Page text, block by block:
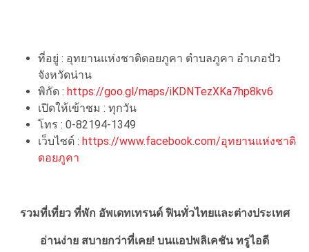
ที่อยู่ : อุทยานแห่งชาติดอยภูคา ตำบลภูคา อำเภอปัว
จังหวัดน่าน
พิกัด : https://goo.gl/maps/iKDNTezXKa7hp8kv6
เปิดให้เข้าชม : ทุกวัน
โทร : 0-82194-1349
เว็บไซต์ : https://www.facebook.com/อุทยานแห่งชาติ
ดอยภูคา
รวมที่เที่ยว ที่พัก อัพเดทเทรนด์ ฟินทั่วไทยและต่างประเทศ
อ่านง่าย สบายกว่าที่เคย! บนแอปพลิเคชัน ทรูไอดี